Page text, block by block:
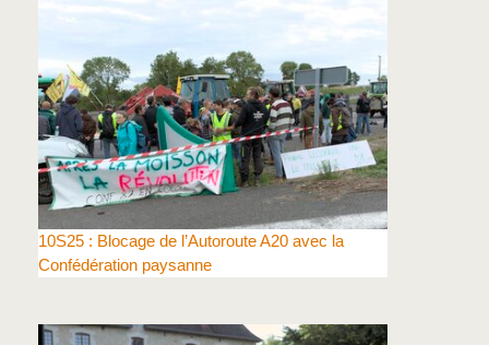
10S25 : Blocage de l’Autoroute A20 avec la
Confédération paysanne